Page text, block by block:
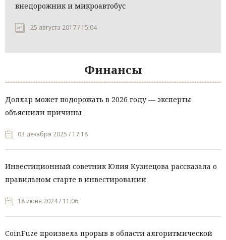
внедорожник и микроавтобус
25 августа 2017 / 15:04
Финансы
Доллар может подорожать в 2026 году — эксперты
объяснили причины
03 декабря 2025 / 17:18
Инвестиционный советник Юлия Кузнецова рассказала о
правильном старте в инвестировании
18 июня 2024 / 11:06
CoinFuze произвела прорыв в области алгоритмической